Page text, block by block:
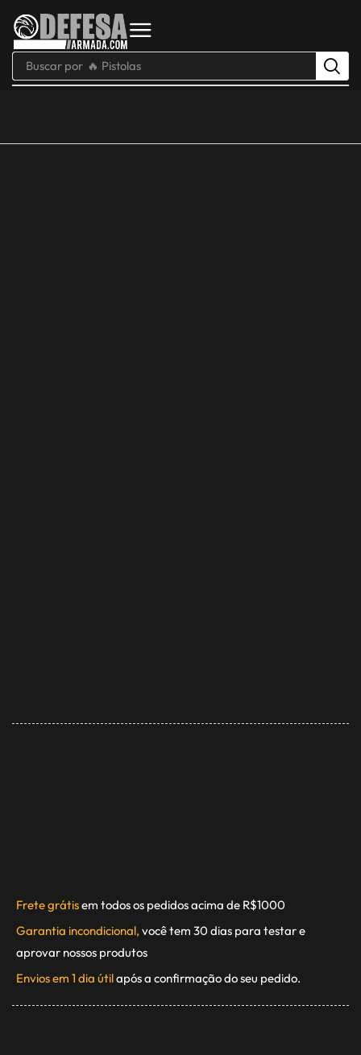
Buscar por 🔥 Pistolas
Frete grátisem todos os pedidos acima de R$1000
Garantia incondicional, você tem 30 dias para testar e
aprovar nossos produtos
Envios em 1 dia útilapós a confirmação do seu pedido.